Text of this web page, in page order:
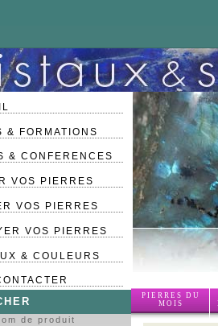
& FORMATIONS
& CONFERENCES
VOS PIERRES
VOS PIERRES
VOS PIERRES
& COULEURS
PIERRES DU
MOIS
de produit